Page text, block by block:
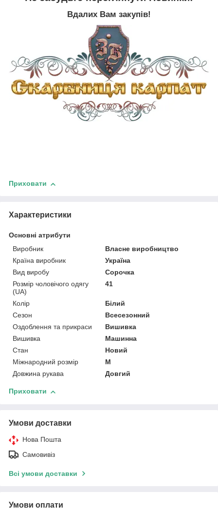
Вдалих Вам закупів!
Приховати
Характеристики
Основні атрибути
Виробник
Власне виробництво
Країна виробник
Україна
Вид виробу
Сорочка
Розмір чоловічого одягу
(UA)
41
Колір
Білий
Сезон
Всесезонний
Оздоблення та прикраси
Вишивка
Вишивка
Машинна
Стан
Новий
Міжнародний розмір
M
Довжина рукава
Довгий
Приховати
Умови доставки
Нова Пошта
Самовивіз
Всі умови доставки
Умови оплати